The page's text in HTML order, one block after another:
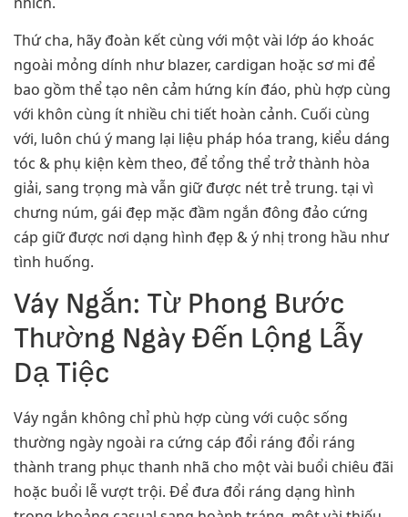
Thứ cha, hãy đoàn kết cùng với một vài lớp áo khoác
ngoài mỏng dính như blazer, cardigan hoặc sơ mi để
bao gồm thể tạo nên cảm hứng kín đáo, phù hợp cùng
với khôn cùng ít nhiều chi tiết hoàn cảnh. Cuối cùng
với, luôn chú ý mang lại liệu pháp hóa trang, kiểu dáng
tóc & phụ kiện kèm theo, để tổng thể trở thành hòa
giải, sang trọng mà vẫn giữ được nét trẻ trung. tại vì
chưng núm, gái đẹp mặc đầm ngắn đông đảo cứng
cáp giữ được nơi dạng hình đẹp & ý nhị trong hầu như
tình huống.
Váy Ngắn: Từ Phong Bước
Thường Ngày Đến Lộng Lẫy
Dạ Tiệc
Váy ngắn không chỉ phù hợp cùng với cuộc sống
thường ngày ngoài ra cứng cáp đổi ráng đổi ráng
thành trang phục thanh nhã cho một vài buổi chiêu đãi
hoặc buổi lễ vượt trội. Để đưa đổi ráng dạng hình